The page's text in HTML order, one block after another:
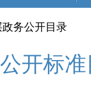
政务公开目录
开标